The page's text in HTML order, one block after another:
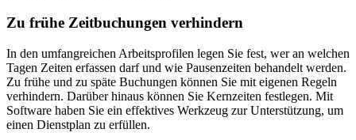
Zu frühe Zeitbuchungen verhindern
In den umfangreichen Arbeitsprofilen legen Sie fest, wer an welchen
Tagen Zeiten erfassen darf und wie Pausenzeiten behandelt werden.
Zu frühe und zu späte Buchungen können Sie mit eigenen Regeln
verhindern. Darüber hinaus können Sie Kernzeiten festlegen. Mit
Software haben Sie ein effektives Werkzeug zur Unterstützung, um
einen Dienstplan zu erfüllen.